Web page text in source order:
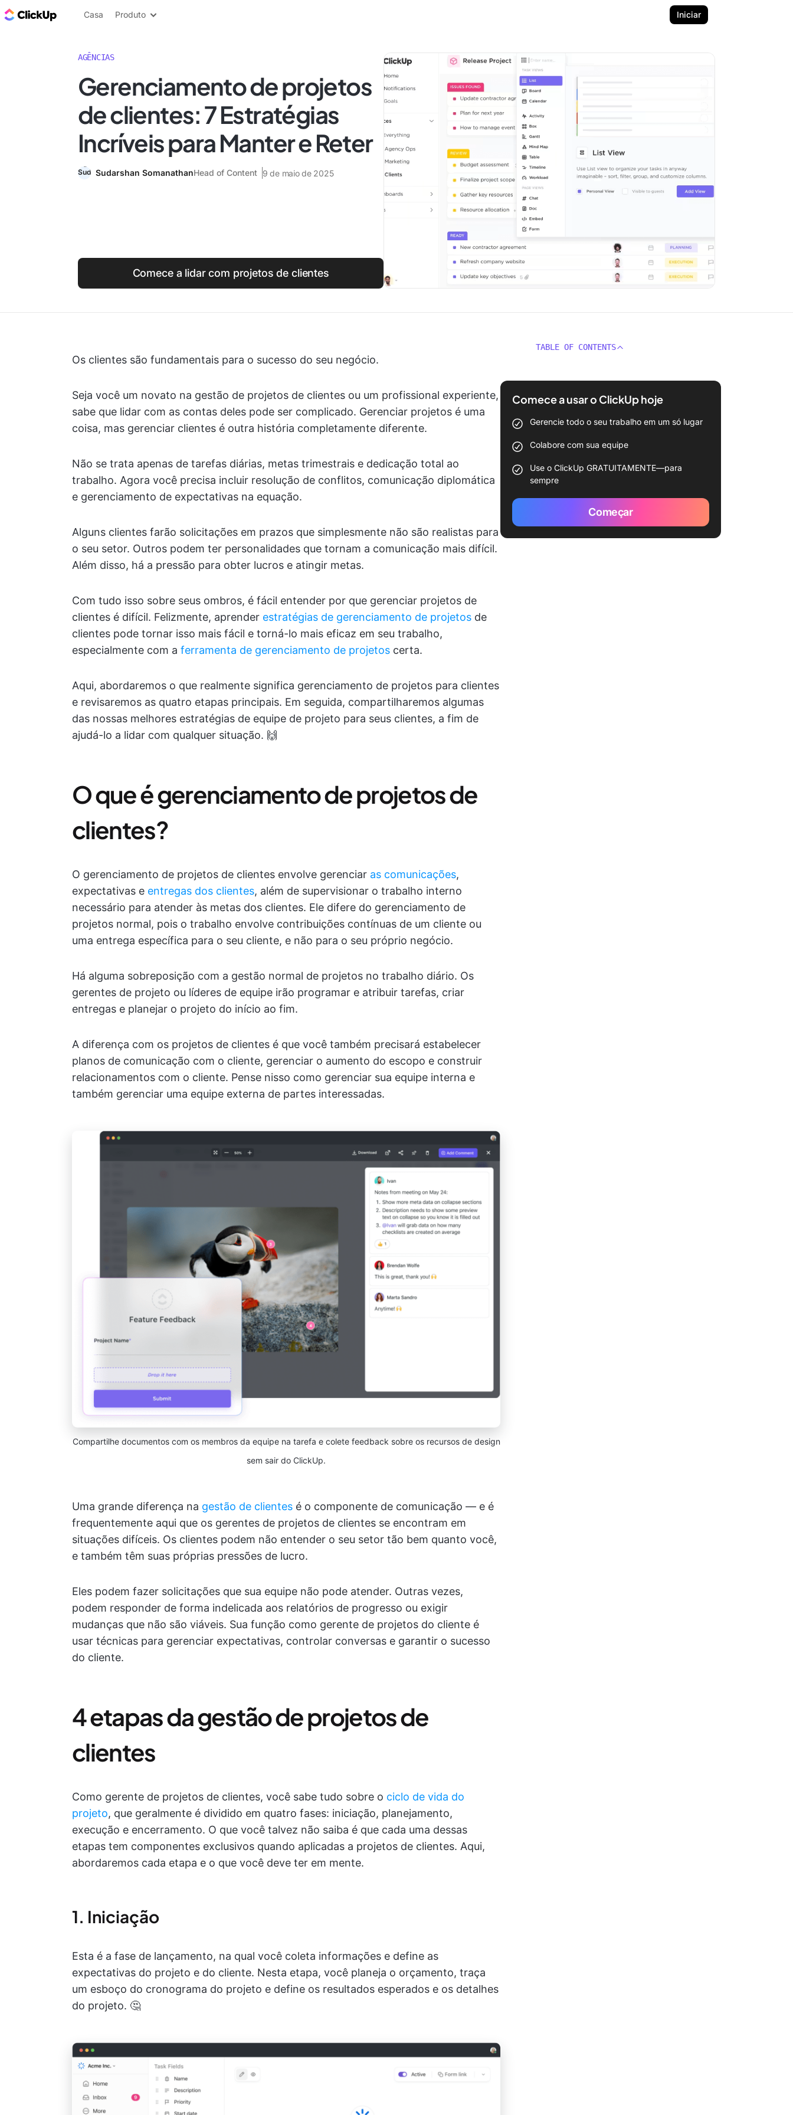
ClickUp Blogue
Casa Produto Iniciar
AGÊNCIAS
Gerenciamento de projetos
de clientes: 7 Estratégias
Incríveis para Manter e Reter
Sudarshan SomanathanHead of Content 9 de maio de 2025
Comece a lidar com projetos de clientes
Os clientes são fundamentais para o sucesso do seu negócio.
Seja você um novato na gestão de projetos de clientes ou um profissional experiente,
sabe que lidar com as contas deles pode ser complicado. Gerenciar projetos é uma
coisa, mas gerenciar clientes é outra história completamente diferente.
Não se trata apenas de tarefas diárias, metas trimestrais e dedicação total ao
trabalho. Agora você precisa incluir resolução de conflitos, comunicação diplomática
e gerenciamento de expectativas na equação.
Alguns clientes farão solicitações em prazos que simplesmente não são realistas para
o seu setor. Outros podem ter personalidades que tornam a comunicação mais difícil.
Além disso, há a pressão para obter lucros e atingir metas.
Com tudo isso sobre seus ombros, é fácil entender por que gerenciar projetos de
clientes é difícil. Felizmente, aprender estratégias de gerenciamento de projetos de
clientes pode tornar isso mais fácil e torná-lo mais eficaz em seu trabalho,
especialmente com a ferramenta de gerenciamento de projetos certa.
Aqui, abordaremos o que realmente significa gerenciamento de projetos para clientes
e revisaremos as quatro etapas principais. Em seguida, compartilharemos algumas
das nossas melhores estratégias de equipe de projeto para seus clientes, a fim de
ajudá-lo a lidar com qualquer situação. 🙌
O que é gerenciamento de projetos de
clientes?
O gerenciamento de projetos de clientes envolve gerenciar as comunicações,
expectativas e entregas dos clientes, além de supervisionar o trabalho interno
necessário para atender às metas dos clientes. Ele difere do gerenciamento de
projetos normal, pois o trabalho envolve contribuições contínuas de um cliente ou
uma entrega específica para o seu cliente, e não para o seu próprio negócio.
Há alguma sobreposição com a gestão normal de projetos no trabalho diário. Os
gerentes de projeto ou líderes de equipe irão programar e atribuir tarefas, criar
entregas e planejar o projeto do início ao fim.
A diferença com os projetos de clientes é que você também precisará estabelecer
planos de comunicação com o cliente, gerenciar o aumento do escopo e construir
relacionamentos com o cliente. Pense nisso como gerenciar sua equipe interna e
também gerenciar uma equipe externa de partes interessadas.
Compartilhe documentos com os membros da equipe na tarefa e colete feedback sobre os recursos de design
sem sair do ClickUp.
Uma grande diferença na gestão de clientes é o componente de comunicação — e é
frequentemente aqui que os gerentes de projetos de clientes se encontram em
situações difíceis. Os clientes podem não entender o seu setor tão bem quanto você,
e também têm suas próprias pressões de lucro.
Eles podem fazer solicitações que sua equipe não pode atender. Outras vezes,
podem responder de forma indelicada aos relatórios de progresso ou exigir
mudanças que não são viáveis. Sua função como gerente de projetos do cliente é
usar técnicas para gerenciar expectativas, controlar conversas e garantir o sucesso
do cliente.
4 etapas da gestão de projetos de
clientes
Como gerente de projetos de clientes, você sabe tudo sobre o ciclo de vida do
projeto, que geralmente é dividido em quatro fases: iniciação, planejamento,
execução e encerramento. O que você talvez não saiba é que cada uma dessas
etapas tem componentes exclusivos quando aplicadas a projetos de clientes. Aqui,
abordaremos cada etapa e o que você deve ter em mente.
1. Iniciação
Esta é a fase de lançamento, na qual você coleta informações e define as
expectativas do projeto e do cliente. Nesta etapa, você planeja o orçamento, traça
um esboço do cronograma do projeto e define os resultados esperados e os detalhes
do projeto. 🤔
TABLE OF CONTENTS
Comece a usar o ClickUp hoje
Gerencie todo o seu trabalho em um só lugar
Colabore com sua equipe
Use o ClickUp GRATUITAMENTE—para
sempre
Começar